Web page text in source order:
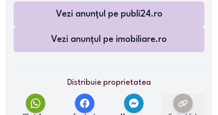
Vezi anunțul pe publi24.ro
Vezi anunțul pe imobiliare.ro
Distribuie proprietatea